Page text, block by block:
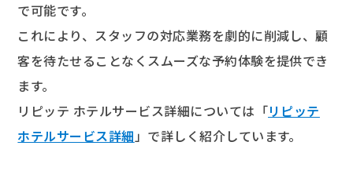
で可能です。
これにより、スタッフの対応業務を劇的に削減し、顧
客を待たせることなくスムーズな予約体験を提供でき
ます。
リピッテ ホテルサービス詳細については「リピッテ
ホテルサービス詳細」で詳しく紹介しています。